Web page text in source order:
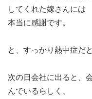
してくれた嫁さんには
本当に感謝です。
と、すっかり熱中症だ
次の日会社に出ると、
んでいるらしく、